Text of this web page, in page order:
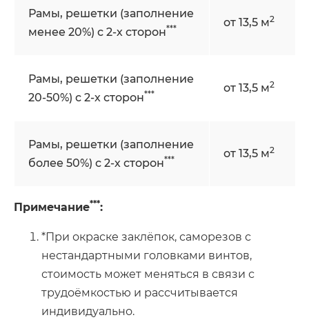
Рамы, решетки (заполнение
менее 20%) с 2-х сторон*** от 13,5 м2
Рамы, решетки (заполнение
20-50%) с 2-х сторон*** от 13,5 м2
Рамы, решетки (заполнение
более 50%) с 2-х сторон*** от 13,5 м2
Примечание***:
*При окраске заклёпок, саморезов с
нестандартными головками винтов,
стоимость может меняться в связи с
трудоёмкостью и рассчитывается
индивидуально.